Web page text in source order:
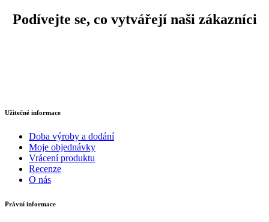
Podívejte se, co vytvářejí naši zákazníci
Užitečné informace
Doba výroby a dodání
Moje objednávky
Vrácení produktu
Recenze
O nás
Právní informace